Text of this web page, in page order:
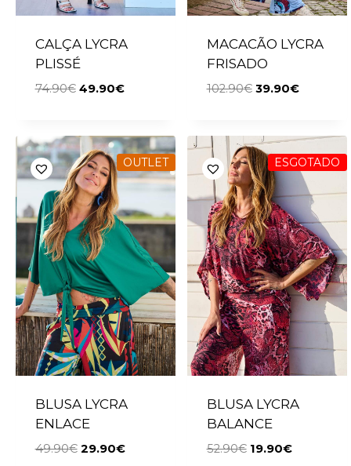
CALÇA LYCRA
PLISSÉ
74.90€ 49.90€
MACACÃO LYCRA
FRISADO
102.90€ 39.90€
OUTLET
BLUSA LYCRA
ENLACE
49.90€ 29.90€
ESGOTADO
BLUSA LYCRA
BALANCE
52.90€ 19.90€